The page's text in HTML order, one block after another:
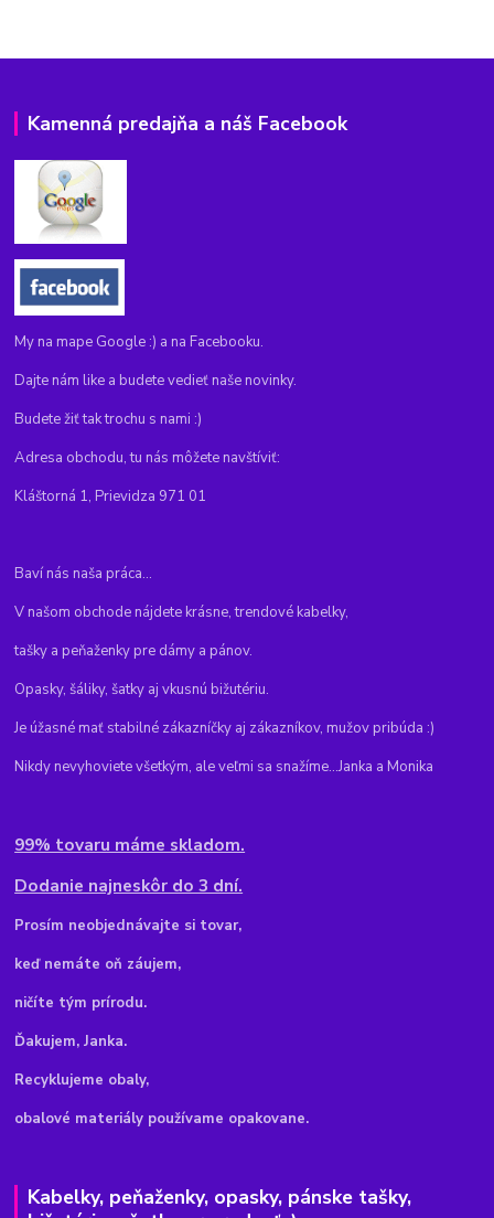
Kamenná predajňa a náš Facebook
My na mape Google :) a na Facebooku.
Dajte nám like a budete vedieť naše novinky.
Budete žiť tak trochu s nami :)
Adresa obchodu, tu nás môžete navštíviť:
Kláštorná 1, Prievidza 971 01
Baví nás naša práca...
V našom obchode nájdete krásne, trendové kabelky,
tašky a peňaženky pre dámy a pánov.
Opasky, šáliky, šatky aj vkusnú bižutériu.
Je úžasné mať stabilné zákazníčky aj zákazníkov, mužov pribúda :)
Nikdy nevyhoviete všetkým, ale veľmi sa snažíme...Janka a Monika
99% tovaru máme skladom.
Dodanie najneskôr do 3 dní.
Prosím neobjednávajte si tovar,
keď nemáte oň záujem,
ničíte tým prírodu.
Ďakujem, Janka.
Recyklujeme obaly,
obalové materiály používame opakovane.
Kabelky, peňaženky, opasky, pánske tašky,